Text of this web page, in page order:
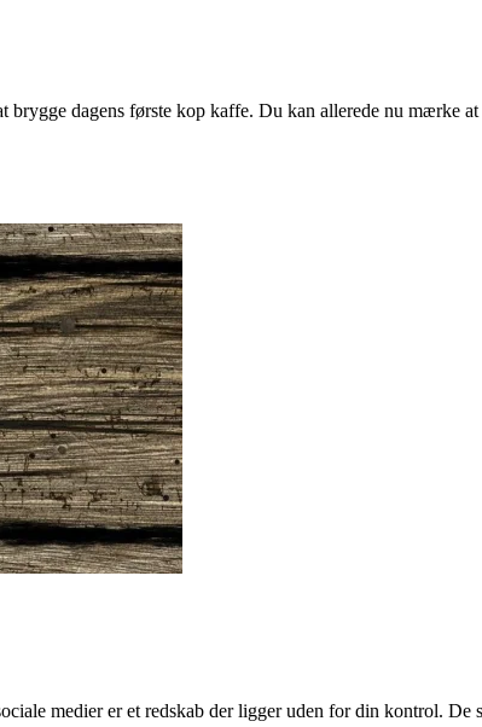
dagens første kop kaffe. Du kan allerede nu mærke
medier er et redskab der ligger uden for din kontrol.